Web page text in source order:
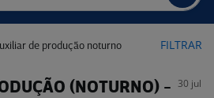
de produção noturno FILTRAR
(NOTURNO) - 30 jul